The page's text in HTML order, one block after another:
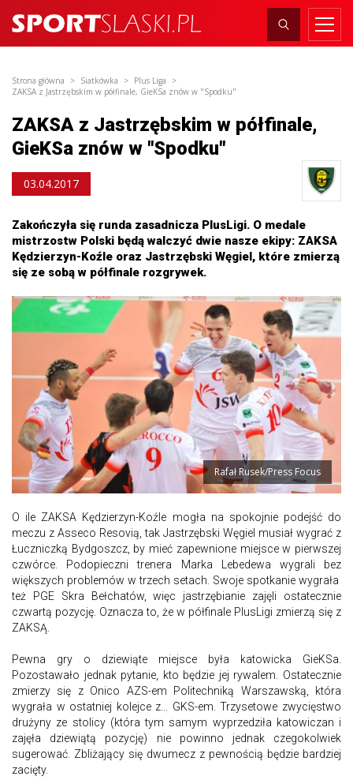
Strona główna Siatkówka
Plus Liga
ZAKSA z Jastrzębskim w półfinale, GieKSa znów w "Spodku"
ZAKSA z Jastrzębskim w półfinale,
GieKSa znów w "Spodku"
03.04.2017
Zakończyła się runda zasadnicza PlusLigi. O medale
mistrzostw Polski będą walczyć dwie nasze ekipy: ZAKSA
Kędzierzyn-Koźle oraz Jastrzębski Węgiel, które zmierzą
się ze sobą w półfinale rozgrywek.
Rafał Rusek/Press Focus
O ile ZAKSA Kędzierzyn-Koźle mogła na spokojnie podejść do
meczu z Asseco Resovią, tak Jastrzębski Węgiel musiał wygrać z
Łuczniczką Bydgoszcz, by mieć zapewnione miejsce w pierwszej
czwórce. Podopieczni trenera Marka Lebedewa wygrali bez
większych problemów w trzech setach. Swoje spotkanie wygrała
też PGE Skra Bełchatów, więc jastrzębianie zajęli ostatecznie
czwartą pozycję. Oznacza to, że w półfinale PlusLigi zmierzą się z
ZAKSĄ.
Pewna gry o dziewiąte miejsce była katowicka GieKSa.
Pozostawało jednak pytanie, kto będzie jej rywalem. Ostatecznie
zmierzy się z Onico AZS-em Politechniką Warszawską, która
wygrała w ostatniej kolejce z... GKS-em. Trzysetowe zwycięstwo
drużyny ze stolicy (która tym samym wyprzedziła katowiczan i
zajęła dziewiątą pozycję) nie powinno jednak czegokolwiek
sugerować. Zbliżający się dwumecz z pewnością będzie bardziej
zacięty.